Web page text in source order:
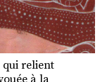
qui relient